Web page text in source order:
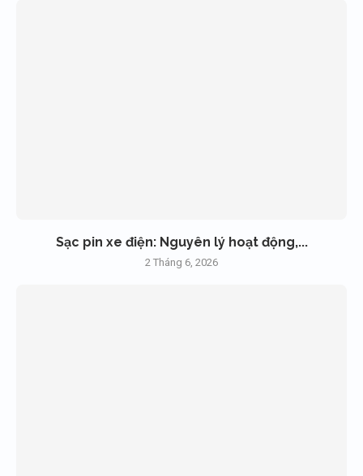
Sạc pin xe điện: Nguyên lý hoạt động,...
2 Tháng 6, 2026